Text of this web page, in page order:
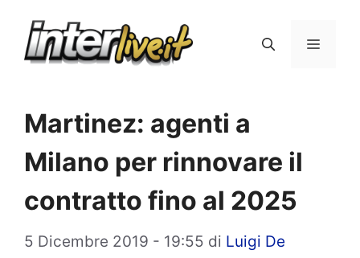
Menu
Martinez: agenti a
Milano per rinnovare il
contratto fino al 2025
5 Dicembre 2019 - 19:55 di Luigi De